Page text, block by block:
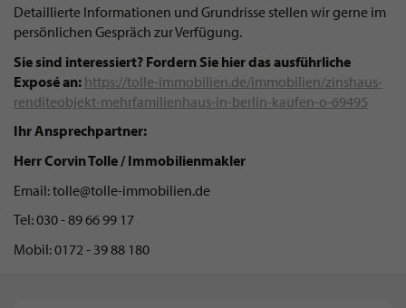
Detaillierte Informationen und Grundrisse stellen wir gerne im
persönlichen Gespräch zur Verfügung.
Sie sind interessiert? Fordern Sie hier das ausführliche
Exposé an: https://tolle-immobilien.de/immobilien/zinshaus-
renditeobjekt-mehrfamilienhaus-in-berlin-kaufen-o-69495
Ihr Ansprechpartner:
Herr Corvin Tolle / Immobilienmakler
Email:tolle@tolle-immobilien.de
Tel: 030 - 89 66 99 17
Mobil: 0172 - 39 88 180